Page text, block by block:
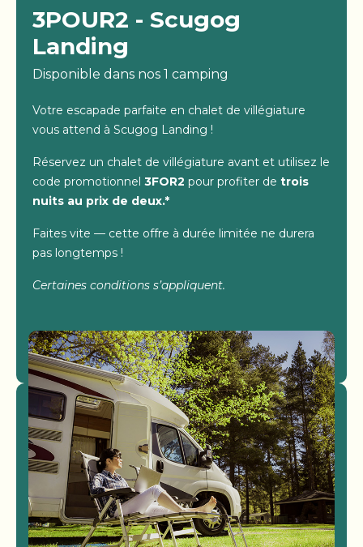
3POUR2 - Scugog
Landing
Disponible dans nos 1 camping
Votre escapade parfaite en chalet de villégiature
vous attend à Scugog Landing !
Réservez un chalet de villégiature avant et utilisez le
code promotionnel 3FOR2 pour profiter de trois
nuits au prix de deux.*
Faites vite — cette offre à durée limitée ne durera
pas longtemps !
Certaines conditions s’appliquent.
Voir Les Campings